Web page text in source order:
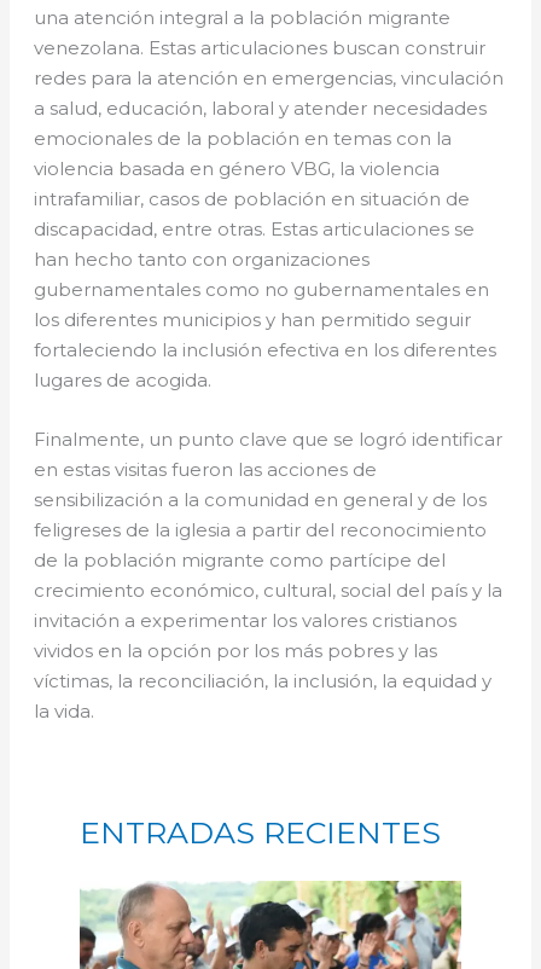
una atención integral a la población migrante
venezolana. Estas articulaciones buscan construir
redes para la atención en emergencias, vinculación
a salud, educación, laboral y atender necesidades
emocionales de la población en temas con la
violencia basada en género VBG, la violencia
intrafamiliar, casos de población en situación de
discapacidad, entre otras. Estas articulaciones se
han hecho tanto con organizaciones
gubernamentales como no gubernamentales en
los diferentes municipios y han permitido seguir
fortaleciendo la inclusión efectiva en los diferentes
lugares de acogida.
Finalmente, un punto clave que se logró identificar
en estas visitas fueron las acciones de
sensibilización a la comunidad en general y de los
feligreses de la iglesia a partir del reconocimiento
de la población migrante como partícipe del
crecimiento económico, cultural, social del país y la
invitación a experimentar los valores cristianos
vividos en la opción por los más pobres y las
víctimas, la reconciliación, la inclusión, la equidad y
la vida.
ENTRADAS RECIENTES